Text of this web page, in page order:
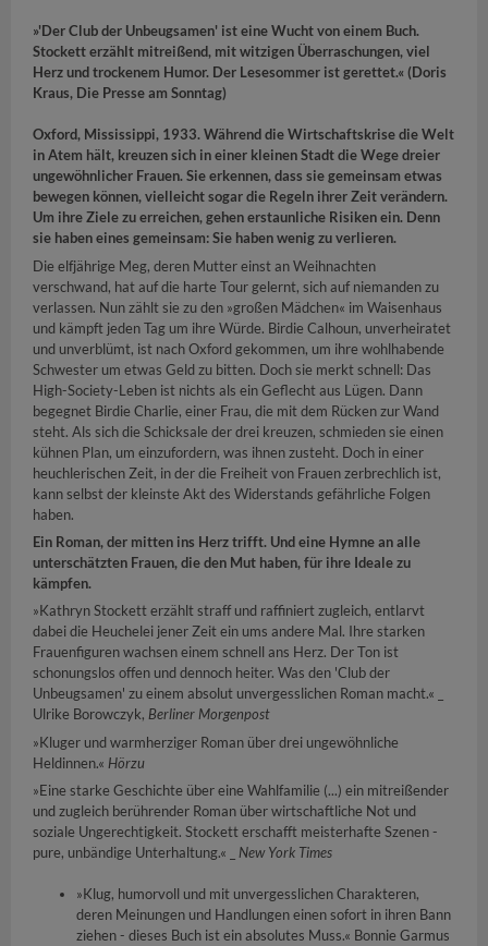
»'Der Club der Unbeugsamen' ist eine Wucht von einem Buch.
Stockett erzählt mitreißend, mit witzigen Überraschungen, viel
Herz und trockenem Humor. Der Lesesommer ist gerettet.« (Doris
Kraus, Die Presse am Sonntag)
Oxford, Mississippi, 1933. Während die Wirtschaftskrise die Welt
in Atem hält, kreuzen sich in einer kleinen Stadt die Wege dreier
ungewöhnlicher Frauen. Sie erkennen, dass sie gemeinsam etwas
bewegen können, vielleicht sogar die Regeln ihrer Zeit verändern.
Um ihre Ziele zu erreichen, gehen erstaunliche Risiken ein. Denn
sie haben eines gemeinsam: Sie haben wenig zu verlieren.
Die elfjährige Meg, deren Mutter einst an Weihnachten
verschwand, hat auf die harte Tour gelernt, sich auf niemanden zu
verlassen. Nun zählt sie zu den »großen Mädchen« im Waisenhaus
und kämpft jeden Tag um ihre Würde. Birdie Calhoun, unverheiratet
und unverblümt, ist nach Oxford gekommen, um ihre wohlhabende
Schwester um etwas Geld zu bitten. Doch sie merkt schnell: Das
High-Society-Leben ist nichts als ein Geflecht aus Lügen. Dann
begegnet Birdie Charlie, einer Frau, die mit dem Rücken zur Wand
steht. Als sich die Schicksale der drei kreuzen, schmieden sie einen
kühnen Plan, um einzufordern, was ihnen zusteht. Doch in einer
heuchlerischen Zeit, in der die Freiheit von Frauen zerbrechlich ist,
kann selbst der kleinste Akt des Widerstands gefährliche Folgen
haben.
Ein Roman, der mitten ins Herz trifft. Und eine Hymne an alle
unterschätzten Frauen, die den Mut haben, für ihre Ideale zu
kämpfen.
»Kathryn Stockett erzählt straff und raffiniert zugleich, entlarvt
dabei die Heuchelei jener Zeit ein ums andere Mal. Ihre starken
Frauenfiguren wachsen einem schnell ans Herz. Der Ton ist
schonungslos offen und dennoch heiter. Was den 'Club der
Unbeugsamen' zu einem absolut unvergesslichen Roman macht.« _
Ulrike Borowczyk, Berliner Morgenpost
»Kluger und warmherziger Roman über drei ungewöhnliche
Heldinnen.« Hörzu
»Eine starke Geschichte über eine Wahlfamilie (...) ein mitreißender
und zugleich berührender Roman über wirtschaftliche Not und
soziale Ungerechtigkeit. Stockett erschafft meisterhafte Szenen -
pure, unbändige Unterhaltung.« _ New York Times
»Klug, humorvoll und mit unvergesslichen Charakteren,
deren Meinungen und Handlungen einen sofort in ihren Bann
ziehen - dieses Buch ist ein absolutes Muss.« Bonnie Garmus